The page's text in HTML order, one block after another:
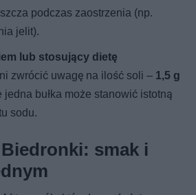
podczas zaostrzenia (np.
jelit).
lub stosujący dietę
zwrócić uwagę na ilość soli – 1,5 g
jedna bułka może stanowić istotną
sodu.
smak i